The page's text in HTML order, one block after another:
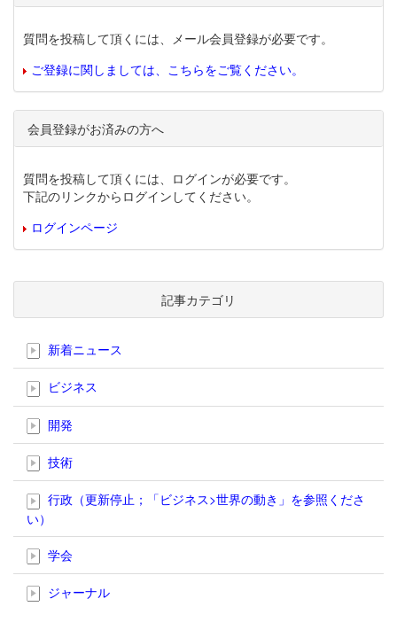
質問を投稿して頂くには、メール会員登録が必要です。
ご登録に関しましては、こちらをご覧ください。
会員登録がお済みの方へ
質問を投稿して頂くには、ログインが必要です。
下記のリンクからログインしてください。
ログインページ
記事カテゴリ
新着ニュース
ビジネス
開発
技術
行政（更新停止；「ビジネス>世界の動き」を参照くださ
い）
学会
ジャーナル